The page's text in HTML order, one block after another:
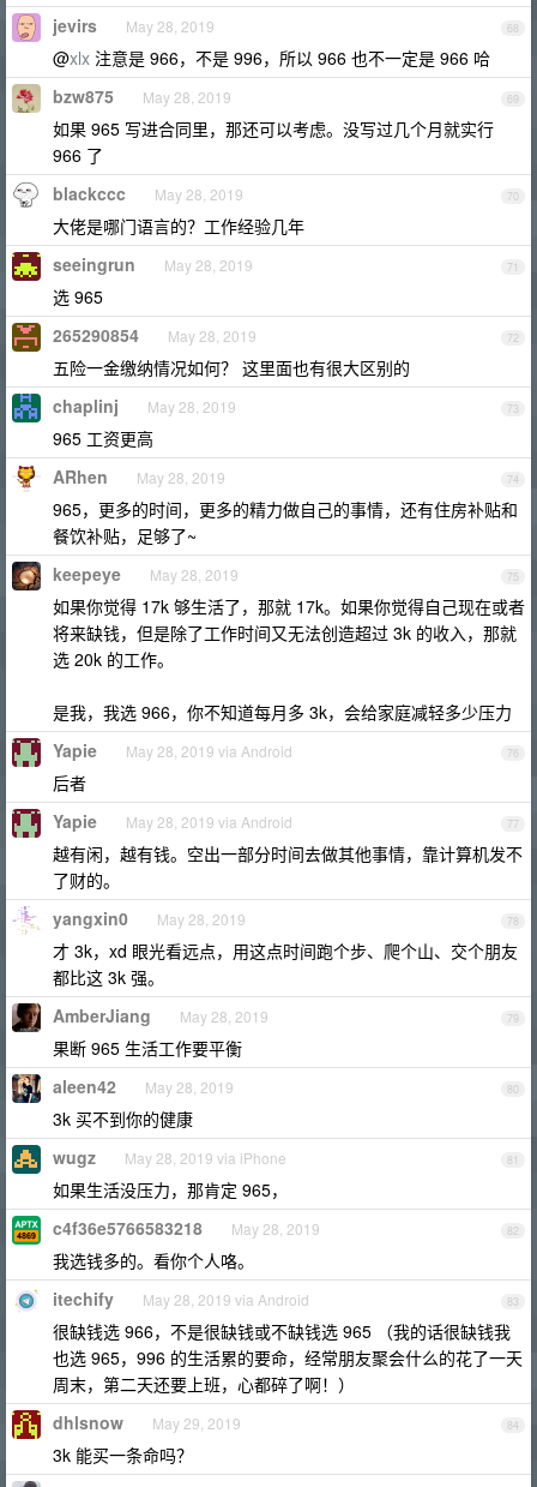
68
jevirs May 28, 2019
@xlx 注意是 966，不是 996，所以 966 也不一定是 966 哈
69
bzw875 May 28, 2019
如果 965 写进合同里，那还可以考虑。没写过几个月就实行
966 了
70
blackccc May 28, 2019
大佬是哪门语言的？工作经验几年
71
seeingrun May 28, 2019
选 965
72
265290854 May 28, 2019
五险一金缴纳情况如何？ 这里面也有很大区别的
73
chaplinj May 28, 2019
965 工资更高
74
ARhen May 28, 2019
965，更多的时间，更多的精力做自己的事情，还有住房补贴和
餐饮补贴，足够了~
75
keepeye May 28, 2019
如果你觉得 17k 够生活了，那就 17k。如果你觉得自己现在或者
将来缺钱，但是除了工作时间又无法创造超过 3k 的收入，那就
选 20k 的工作。
是我，我选 966，你不知道每月多 3k，会给家庭减轻多少压力
76
Yapie May 28, 2019 via Android
后者
77
Yapie May 28, 2019 via Android
越有闲，越有钱。空出一部分时间去做其他事情，靠计算机发不
了财的。
78
yangxin0 May 28, 2019
才 3k，xd 眼光看远点，用这点时间跑个步、爬个山、交个朋友
都比这 3k 强。
79
AmberJiang May 28, 2019
果断 965 生活工作要平衡
80
aleen42 May 28, 2019
3k 买不到你的健康
81
wugz May 28, 2019 via iPhone
如果生活没压力，那肯定 965，
82
c4f36e5766583218 May 28, 2019
我选钱多的。看你个人咯。
83
itechify May 28, 2019 via Android
很缺钱选 966，不是很缺钱或不缺钱选 965 （我的话很缺钱我
也选 965，996 的生活累的要命，经常朋友聚会什么的花了一天
周末，第二天还要上班，心都碎了啊！）
84
dhlsnow May 29, 2019
3k 能买一条命吗？